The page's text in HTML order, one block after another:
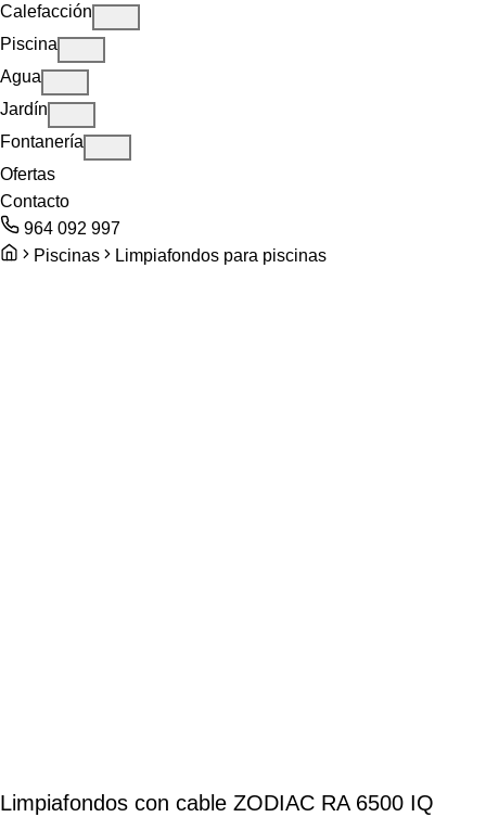
Calefacción
Piscina
Agua
Jardín
Fontanería
Ofertas
Contacto
964 092 997
Piscinas
Limpiafondos para piscinas
Limpiafondos con cable ZODIAC RA 6500 IQ